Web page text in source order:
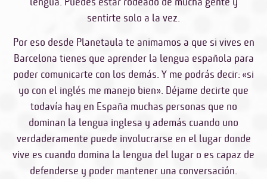
sentirte solo a la vez.
Por eso desde Planetaula te animamos a que si vives en
Barcelona tienes que aprender la lengua española para
poder comunicarte con los demás. Y me podrás decir: «si
yo con el inglés me manejo bien». Déjame decirte que
todavía hay en España muchas personas que no
dominan la lengua inglesa y además cuando uno
verdaderamente puede involucrarse en el lugar donde
vive es cuando domina la lengua del lugar o es capaz de
defenderse y poder mantener una conversación.